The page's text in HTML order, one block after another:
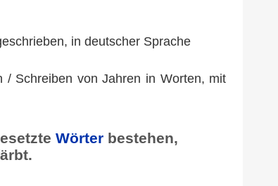
in deutscher Sprache
/ Schreiben von Jahren in Worten, mit
Wörterbestehen,